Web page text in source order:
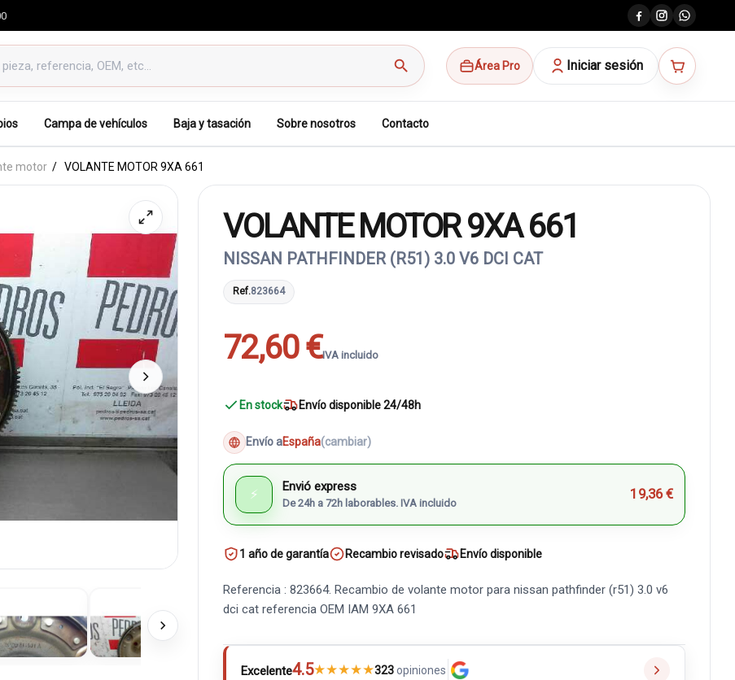
search Área Pro Iniciar sesión
Campa de vehículos Baja y tasación Sobre nosotros Contacto
motor VOLANTE MOTOR 9XA 661
VOLANTE MOTOR 9XA 661
NISSAN PATHFINDER (R51) 3.0 V6 DCI CAT
Ref.823664
72,60 €IVA incluido
En stock Envío disponible 24/48h
Envío aEspaña(cambiar)
⚡ Envió express
De 24h a 72h laborables. IVA incluido
19,36 €
1 año de garantía Recambio revisado Envío disponible
Referencia : 823664. Recambio de volante motor para nissan pathfinder (r51) 3.0 v6
dci cat referencia OEM IAM 9XA 661
Excelente4.5★★★★★323opiniones